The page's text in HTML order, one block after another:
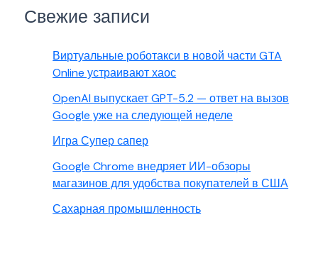
Свежие записи
Виртуальные роботакси в новой части GTA
Online устраивают хаос
OpenAI выпускает GPT-5.2 — ответ на вызов
Google уже на следующей неделе
Игра Супер сапер
Google Chrome внедряет ИИ-обзоры
магазинов для удобства покупателей в США
Сахарная промышленность